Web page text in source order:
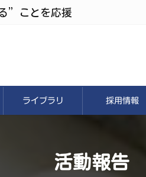
”ことを応援
ライブラリ 採用情報
活動報告